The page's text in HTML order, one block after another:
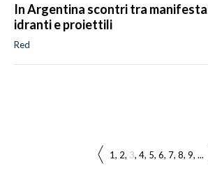
In Argentina scontri tra
idranti e proiettili
Red
1 2 3 4 5 6 7 8 9 ...